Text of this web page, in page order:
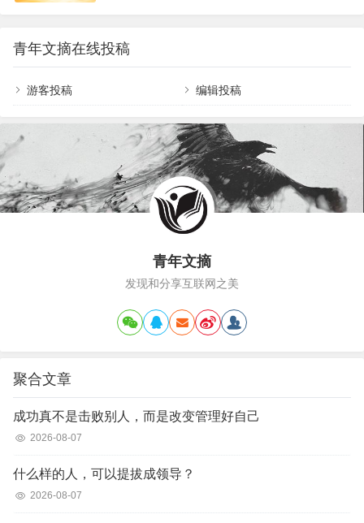
有什么好处呢？重要的是话要说得切合 时机。”我们
常常评价一个人情商高…
饭未煮熟，不能妄自一开；蛋未孵成，不能妄自一
啄。煮饭、育雏，都要经过一番耐心等待，才能得
到一个好的结果。我们做事更需要如此，不骄不
躁，细细琢磨处理，水到才能渠成。 正如曾国藩所
成。” 只有耐得住性子，集中精力在每一件事情上死
磕，才能…
青年文摘在线投稿
游客投稿 编辑投稿
青年文摘
发现和分享互联网之美
聚合文章
成功真不是击败别人，而是改变管理好自己
2026-08-07
什么样的人，可以提拔成领导？
2026-08-07